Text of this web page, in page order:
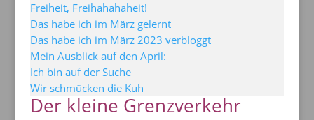
Freiheit, Freihahahaheit!
Das habe ich im März gelernt
Das habe ich im März 2023 verbloggt
Mein Ausblick auf den April:
Ich bin auf der Suche
Wir schmücken die Kuh
Der kleine Grenzverkehr